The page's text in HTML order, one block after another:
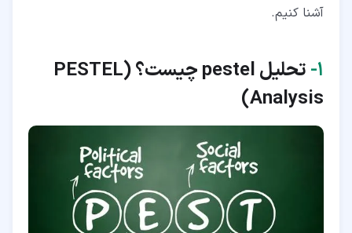
آشنا کنیم.
۱‏- تحلیلpestelچیست؟ (PESTEL
Analysis
)